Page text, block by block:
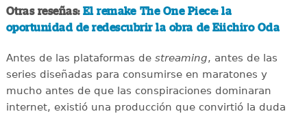
Otras reseñas:El remake The One Piece: la
oportunidad de redescubrir la obra de Eiichiro Oda
Antes de las plataformas de streaming, antes de las
series diseñadas para consumirse en maratones y
mucho antes de que las conspiraciones dominaran
internet, existió una producción que convirtió la duda